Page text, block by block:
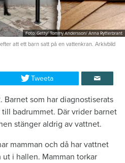
Foto: Getty/ Tommy Andersson/ Anna Rytterbrant
att ett barn satt på en vattenkran. Arkivbild
Tweeta
som har diagnostiserats
badrummet. Där vrider barnet
stänger aldrig av vattnet.
mamman och då har vattnet
i hallen. Mamman torkar